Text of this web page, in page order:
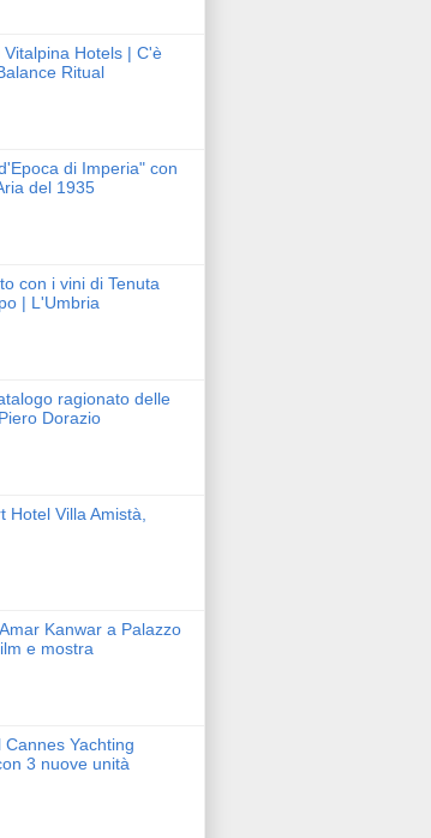
Vitalpina Hotels | C'è
Ritual
di Imperia" con
del 1935
con i vini di Tenuta
| L'Umbria
ragionato delle
Dorazio
Hotel Villa Amistà,
Kanwar a Palazzo
e mostra
Cannes Yachting
3 nuove unità